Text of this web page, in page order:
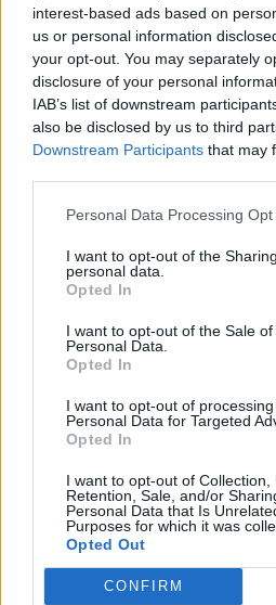
interest-based ads based on
us or personal information
your opt-out. You may separately
disclosure of your personal
IAB’s list of downstream
also be disclosed by us to third
Downstream Participants that may
Personal Data Processing
I want to opt-out of the
personal data.
Opted In
I want to opt-out of the Sale of
Personal Data.
Opted In
I want to opt-out of
Personal Data for Targeted
Opted In
I want to opt-out of Collection,
Retention, Sale, and/or
Personal Data that Is
Purposes for which it was
Opted Out
CONFIRM